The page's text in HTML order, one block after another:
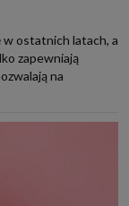
w ostatnich latach, a
zapewniają
na